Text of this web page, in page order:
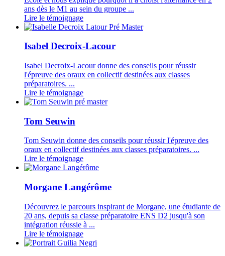
ans dès le M1 au sein du groupe ...
Lire le témoignage
Isabel Decroix-Lacour
Isabel Decroix-Lacour donne des conseils pour réussir
l'épreuve des oraux en collectif destinées aux classes
préparatoires. ...
Lire le témoignage
Tom Seuwin
Tom Seuwin donne des conseils pour réussir l'épreuve des
oraux en collectif destinées aux classes préparatoires. ...
Lire le témoignage
Morgane Langérôme
Découvrez le parcours inspirant de Morgane, une étudiante de
20 ans, depuis sa classe préparatoire ENS D2 jusqu'à son
intégration réussie à ...
Lire le témoignage